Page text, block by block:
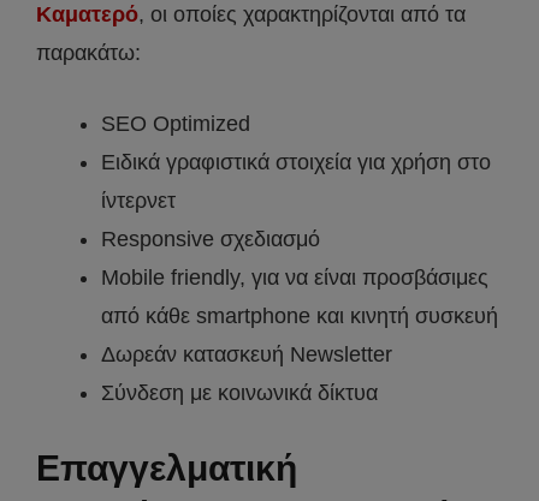
Καματερό, οι οποίες χαρακτηρίζονται από τα
παρακάτω:
SEO Optimized
Ειδικά γραφιστικά στοιχεία για χρήση στο
ίντερνετ
Responsive σχεδιασμό
Mobile friendly, για να είναι προσβάσιμες
από κάθε smartphone και κινητή συσκευή
Δωρεάν κατασκευή Newsletter
Σύνδεση με κοινωνικά δίκτυα
Επαγγελματική